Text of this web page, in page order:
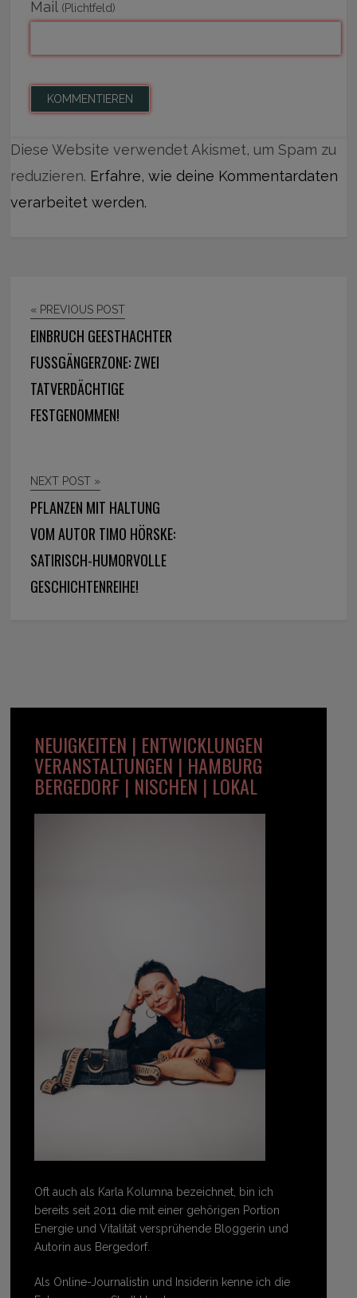
Mail (Plichtfeld)
Diese Website verwendet Akismet, um Spam zu
reduzieren. Erfahre, wie deine Kommentardaten
verarbeitet werden.
« PREVIOUS POST
EINBRUCH GEESTHACHTER
FUSSGÄNGERZONE: ZWEI T
ATVERDÄCHTIGE F
ESTGENOMMEN!
NEXT POST »
PFLANZEN MIT HALTUNG
VOM AUTOR TIMO HÖRSKE:
SATIRISCH-HUMORVOLLE
GESCHICHTENREIHE!
NEUIGKEITEN | ENTWICKLUNGEN
VERANSTALTUNGEN | HAMBURG
BERGEDORF | NISCHEN | LOKAL
Oft auch als Karla Kolumna bezeichnet, bin ich
bereits seit 2011 die mit einer gehörigen Portion
Energie und Vitalität versprühende Bloggerin und
Autorin aus Bergedorf.
Als Online-Journalistin und Insiderin kenne ich die